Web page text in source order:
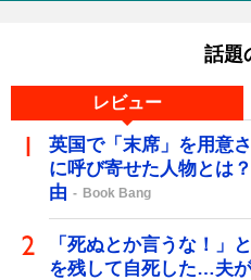
話題
レビュー
英国で「末席」を用意
に呼び寄せた人物とは
由
Book Bang
「死ぬとか言うな！」
を残して自死した…夫